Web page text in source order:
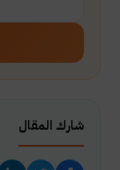
شارك المقال